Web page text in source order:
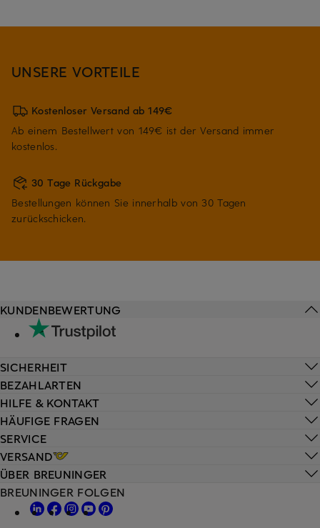
UNSERE VORTEILE
Kostenloser Versand ab 149€
Ab einem Bestellwert von 149€ ist der Versand immer
kostenlos.
30 Tage Rückgabe
Bestellungen können Sie innerhalb von 30 Tagen
zurückschicken.
HILFE & KONTAKT
HÄUFIGE FRAGEN
SERVICE
VERSAND
KUNDENBEWERTUNG
SICHERHEIT
BEZAHLARTEN
ÜBER BREUNINGER
BREUNINGER FOLGEN